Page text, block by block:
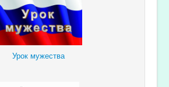
Урок мужества